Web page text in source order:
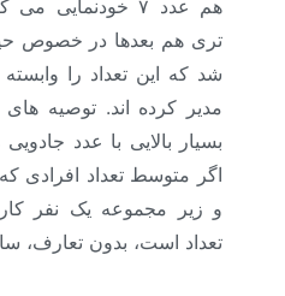
هم عدد ۷
تری هم بعدها در خصوص
شد که این تعداد را
مدیر کرده اند. توصیه
بسیار بالایی با عدد
اگر متوسط تعداد افرادی
و زیر مجموعه یک نفر
تعداد است، بدون تعارف،